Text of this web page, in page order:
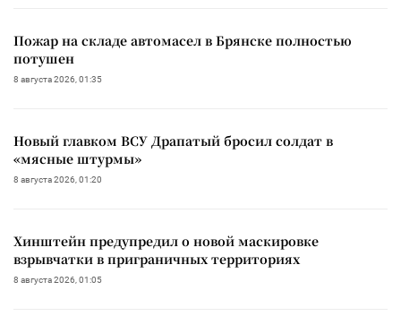
Пожар на складе автомасел в Брянске полностью
потушен
8 августа 2026, 01:35
Новый главком ВСУ Драпатый бросил солдат в
«мясные штурмы»
8 августа 2026, 01:20
Хинштейн предупредил о новой маскировке
взрывчатки в приграничных территориях
8 августа 2026, 01:05